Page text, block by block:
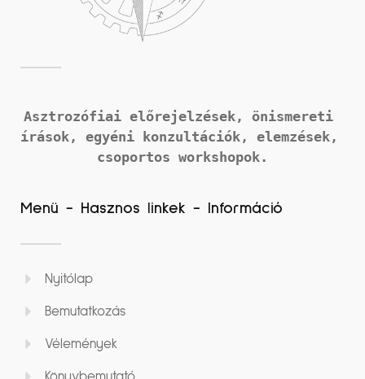
Asztrozófiai előrejelzések, önismereti
írások,
csoportos workshopok.
Menü - Hasznos linkek - Információ
Nyitólap
Bemutatkozás
Vélemények